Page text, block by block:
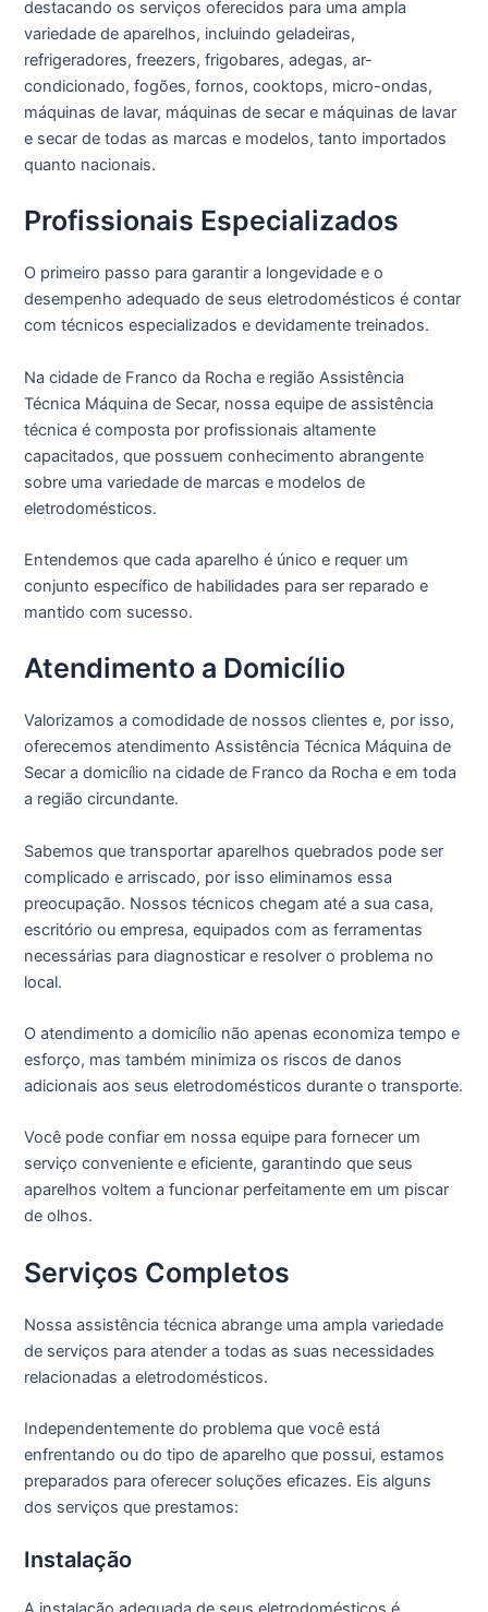
destacando os serviços oferecidos para uma ampla
variedade de aparelhos, incluindo geladeiras,
refrigeradores, freezers, frigobares, adegas, ar-
condicionado, fogões, fornos, cooktops, micro-ondas,
máquinas de lavar, máquinas de secar e máquinas de lavar
e secar de todas as marcas e modelos, tanto importados
quanto nacionais.
Profissionais Especializados
O primeiro passo para garantir a longevidade e o
desempenho adequado de seus eletrodomésticos é contar
com técnicos especializados e devidamente treinados.
Na cidade de Franco da Rocha e região Assistência
Técnica Máquina de Secar, nossa equipe de assistência
técnica é composta por profissionais altamente
capacitados, que possuem conhecimento abrangente
sobre uma variedade de marcas e modelos de
eletrodomésticos.
Entendemos que cada aparelho é único e requer um
conjunto específico de habilidades para ser reparado e
mantido com sucesso.
Atendimento a Domicílio
Valorizamos a comodidade de nossos clientes e, por isso,
oferecemos atendimento Assistência Técnica Máquina de
Secar a domicílio na cidade de Franco da Rocha e em toda
a região circundante.
Sabemos que transportar aparelhos quebrados pode ser
complicado e arriscado, por isso eliminamos essa
preocupação. Nossos técnicos chegam até a sua casa,
escritório ou empresa, equipados com as ferramentas
necessárias para diagnosticar e resolver o problema no
local.
O atendimento a domicílio não apenas economiza tempo e
esforço, mas também minimiza os riscos de danos
adicionais aos seus eletrodomésticos durante o transporte.
Você pode confiar em nossa equipe para fornecer um
serviço conveniente e eficiente, garantindo que seus
aparelhos voltem a funcionar perfeitamente em um piscar
de olhos.
Serviços Completos
Nossa assistência técnica abrange uma ampla variedade
de serviços para atender a todas as suas necessidades
relacionadas a eletrodomésticos.
Independentemente do problema que você está
enfrentando ou do tipo de aparelho que possui, estamos
preparados para oferecer soluções eficazes. Eis alguns
dos serviços que prestamos:
Instalação